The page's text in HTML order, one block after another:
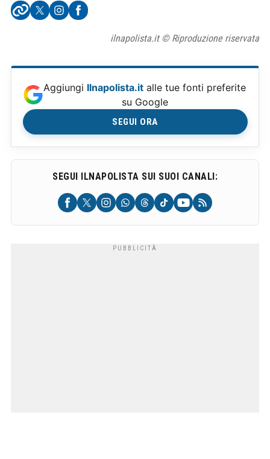
ilnapolista.it © Riproduzione riservata
Aggiungi Ilnapolista.it alle tue fonti preferite
su Google
SEGUI ORA
SEGUI ILNAPOLISTA SUI SUOI CANALI: